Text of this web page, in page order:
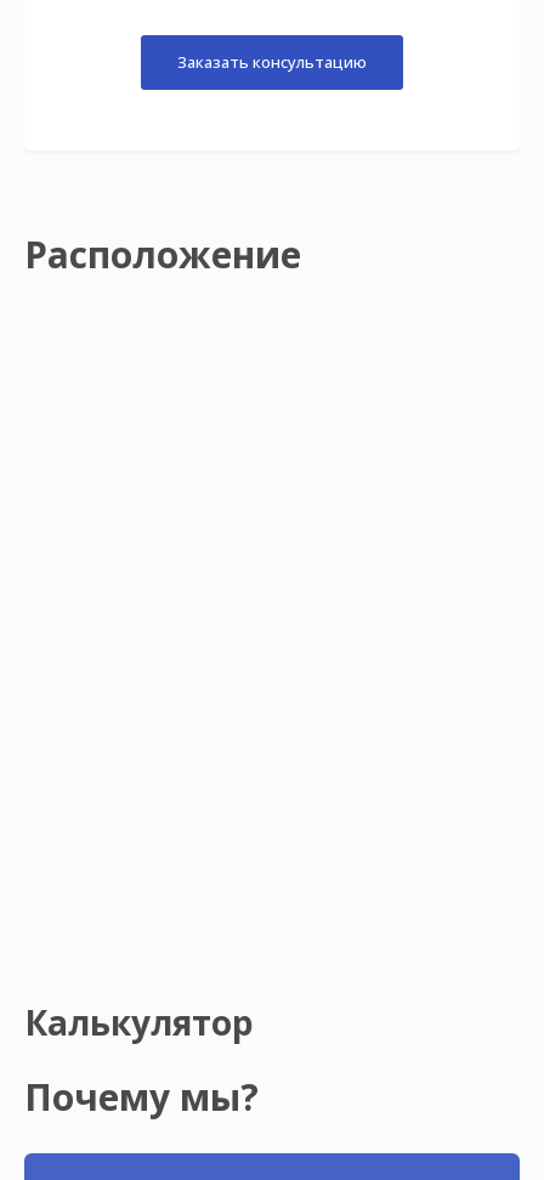
Заказать консультацию
Расположение
Калькулятор
Почему мы?